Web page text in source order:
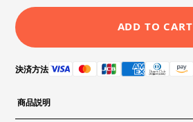
ADD TO CART
決済方法
商品説明